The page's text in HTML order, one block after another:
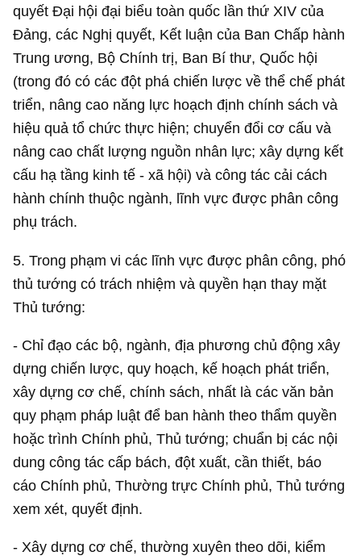
quyết Đại hội đại biểu toàn quốc lần thứ XIV của
Đảng, các Nghị quyết, Kết luận của Ban Chấp hành
Trung ương, Bộ Chính trị, Ban Bí thư, Quốc hội
(trong đó có các đột phá chiến lược về thể chế phát
triển, nâng cao năng lực hoạch định chính sách và
hiệu quả tổ chức thực hiện; chuyển đổi cơ cấu và
nâng cao chất lượng nguồn nhân lực; xây dựng kết
cấu hạ tầng kinh tế - xã hội) và công tác cải cách
hành chính thuộc ngành, lĩnh vực được phân công
phụ trách.
5. Trong phạm vi các lĩnh vực được phân công, phó
thủ tướng có trách nhiệm và quyền hạn thay mặt
Thủ tướng:
- Chỉ đạo các bộ, ngành, địa phương chủ động xây
dựng chiến lược, quy hoạch, kế hoạch phát triển,
xây dựng cơ chế, chính sách, nhất là các văn bản
quy phạm pháp luật để ban hành theo thẩm quyền
hoặc trình Chính phủ, Thủ tướng; chuẩn bị các nội
dung công tác cấp bách, đột xuất, cần thiết, báo
cáo Chính phủ, Thường trực Chính phủ, Thủ tướng
xem xét, quyết định.
- Xây dựng cơ chế, thường xuyên theo dõi, kiểm